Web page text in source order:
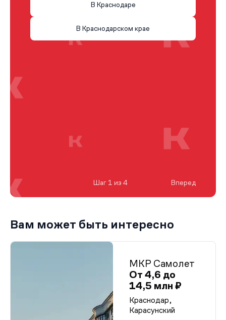
В Краснодаре
В Краснодарском крае
Шаг 1 из 4 Вперед
Вам может быть интересно
МКР Самолет
От 4,6 до
14,5 млн ₽
Краснодар,
Карасунский